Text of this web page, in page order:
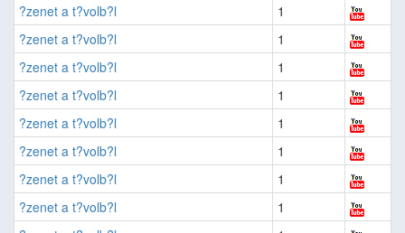
?zenet a t?volb?l
1
?zenet a t?volb?l
1
?zenet a t?volb?l
1
?zenet a t?volb?l
1
?zenet a t?volb?l
1
?zenet a t?volb?l
1
?zenet a t?volb?l
1
?zenet a t?volb?l
1